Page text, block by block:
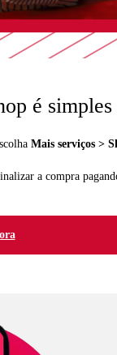
é
Mais serviços >
a compra